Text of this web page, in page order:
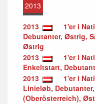
2013
2013
1'er i
Debutanter, Østrig,
Østrig
2013
1'er i
Enkeltstart,
2013
1'er i
Linieløb,
(Oberösterreich),